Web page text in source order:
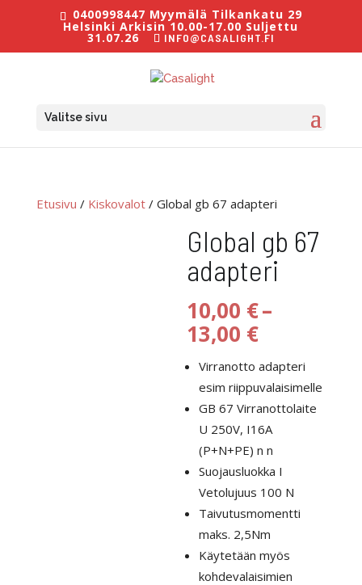
0400998447 Myymälä Tilkankatu 29
Helsinki Arkisin 10.00-17.00 Suljettu
31.07.26 INFO@CASALIGHT.FI
Valitse sivu
Etusivu / Kiskovalot/ Global gb 67 adapteri
Global gb 67
adapteri
10,00 €–
13,00 €
-
13,00 €
Virranotto adapteri
esim riippuvalaisimelle
GB 67 Virranottolaite
U 250V, I16A
(P+N+PE) n n
Suojausluokka I
Vetolujuus 100 N
Taivutusmomentti
maks. 2,5Nm
Käytetään myös
kohdevalaisimien